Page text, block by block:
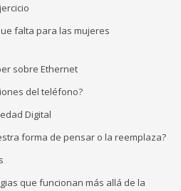
falta para las mujeres
sobre Ethernet
del teléfono?
Digital
forma de pensar o la reemplaza?
que funcionan más allá de la